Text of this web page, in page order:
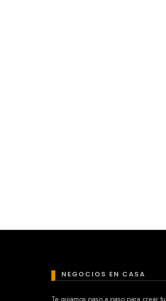
NEGOCIOS EN CASA